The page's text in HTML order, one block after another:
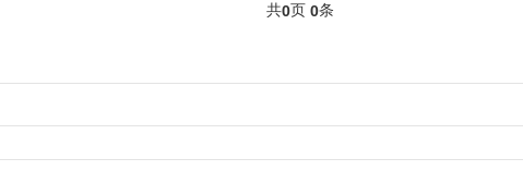
共0页 0条